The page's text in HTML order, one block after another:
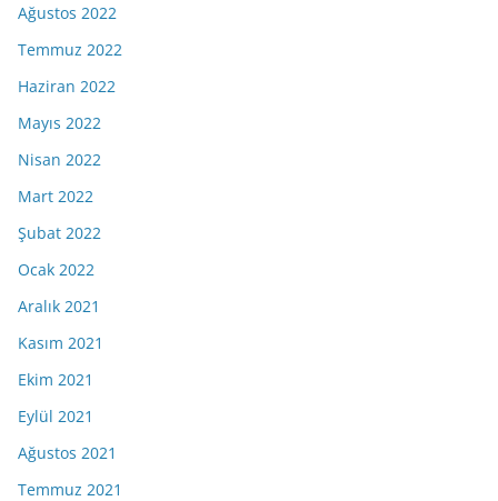
Ağustos 2022
Temmuz 2022
Haziran 2022
Mayıs 2022
Nisan 2022
Mart 2022
Şubat 2022
Ocak 2022
Aralık 2021
Kasım 2021
Ekim 2021
Eylül 2021
Ağustos 2021
Temmuz 2021